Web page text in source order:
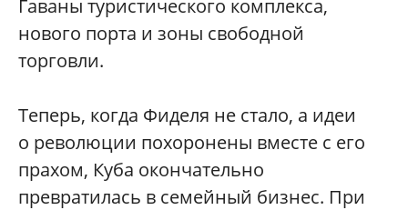
Гаваны туристического комплекса,
нового порта и зоны свободной
торговли.
Теперь, когда Фиделя не стало, а идеи
о революции похоронены вместе с его
прахом, Куба окончательно
превратилась в семейный бизнес. При